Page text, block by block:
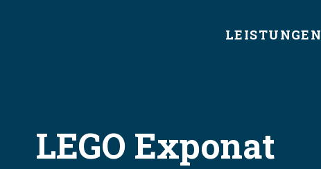
LEISTUNGEN
LEGO Exponat